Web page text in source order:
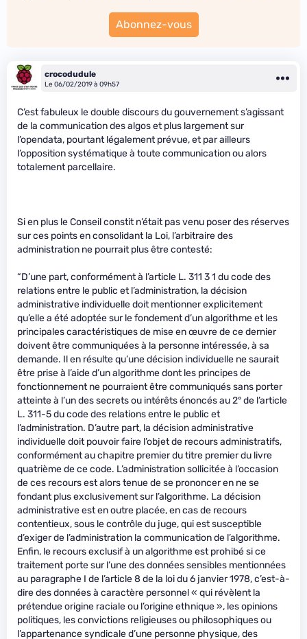
Abonnez-vous
crocodudule
Le 06/02/2019 à 09h57
C’est fabuleux le double discours du gouvernement s’agissant
de la communication des algos et plus largement sur
l’opendata, pourtant légalement prévue, et par ailleurs
l’opposition systématique à toute communication ou alors
totalement parcellaire.
Si en plus le Conseil constit n’était pas venu poser des réserves
sur ces points en consolidant la Loi, l’arbitraire des
administration ne pourrait plus être contesté:
“D’une part, conformément à l’article L. 311 3 1 du code des
relations entre le public et l’administration, la décision
administrative individuelle doit mentionner explicitement
qu’elle a été adoptée sur le fondement d’un algorithme et les
principales caractéristiques de mise en œuvre de ce dernier
doivent être communiquées à la personne intéressée, à sa
demande. Il en résulte qu’une décision individuelle ne saurait
être prise à l’aide d’un algorithme dont les principes de
fonctionnement ne pourraient être communiqués sans porter
atteinte à l’un des secrets ou intérêts énoncés au 2° de l’article
L. 311-5 du code des relations entre le public et
l’administration. D’autre part, la décision administrative
individuelle doit pouvoir faire l’objet de recours administratifs,
conformément au chapitre premier du titre premier du livre
quatrième de ce code. L’administration sollicitée à l’occasion
de ces recours est alors tenue de se prononcer en ne se
fondant plus exclusivement sur l’algorithme. La décision
administrative est en outre placée, en cas de recours
contentieux, sous le contrôle du juge, qui est susceptible
d’exiger de l’administration la communication de l’algorithme.
Enfin, le recours exclusif à un algorithme est prohibé si ce
traitement porte sur l’une des données sensibles mentionnées
au paragraphe I de l’article 8 de la loi du 6 janvier 1978, c’est-à-
dire des données à caractère personnel « qui révèlent la
prétendue origine raciale ou l’origine ethnique », les opinions
politiques, les convictions religieuses ou philosophiques ou
l’appartenance syndicale d’une personne physique, des